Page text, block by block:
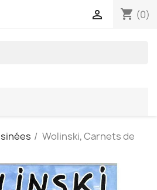
shopping_cart (0)

Wolinski, Carnets de